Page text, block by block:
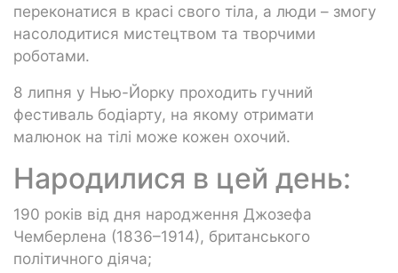
переконатися в красі свого тіла, а люди – змогу
насолодитися мистецтвом та творчими
роботами.
8 липня у Нью-Йорку проходить гучний
фестиваль бодіарту, на якому отримати
малюнок на тілі може кожен охочий.
Народилися в цей день:
190 років від дня народження Джозефа
Чемберлена (1836–1914), британського
політичного діяча;